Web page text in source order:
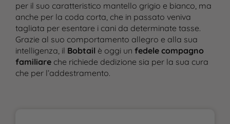
per il suo caratteristico mantello grigio e bianco, ma
anche per la coda corta, che in passato veniva
tagliata per esentare i cani da determinate tasse.
Grazie al suo comportamento allegro e alla sua
intelligenza, il Bobtail è oggi un fedele compagno
familiareche richiede dedizione sia per la sua cura
che per l’addestramento.